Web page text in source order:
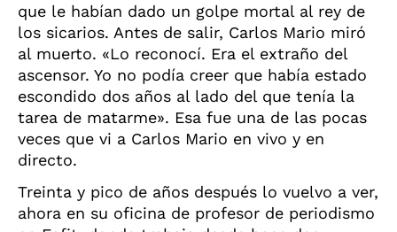
que le habían dado un golpe mortal al rey de
los sicarios. Antes de salir, Carlos Mario miró
al muerto. «Lo reconocí. Era el extraño del
ascensor. Yo no podía creer que había estado
escondido dos años al lado del que tenía la
tarea de matarme». Esa fue una de las pocas
veces que vi a Carlos Mario en vivo y en
directo.
Treinta y pico de años después lo vuelvo a ver,
ahora en su oficina de profesor de periodismo